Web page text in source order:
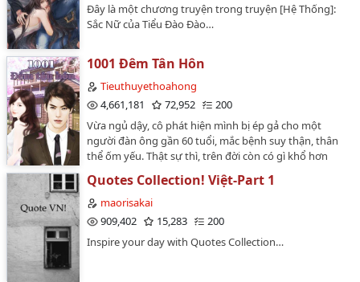
Nên hãy vào truyện ngay thôi ^o^…
Đây là một chương truyện trong truyện [Hệ Thống]:
Sắc Nữ của Tiểu Đào Đào…
1001 Đêm Tân Hôn
Tieuthuyethoahong
4,661,181
72,952
200
Vừa ngủ dậy, cô phát hiện mình bị ép gả cho một
người đàn ông gần 60 tuổi, mắc bệnh suy thận, thân
thể ốm yếu. Thật sự thì, trên đời còn có gì khổ hơn
không? Kết quả là đêm động phòng, cô lại phát hiện
người đàn ông gần 60 tuổi ấy lại biến thành một chàng
trai với thân thể cường tráng, khỏe mạnh. Cô không rõ
rốt cuộc là một quả phụ hàng ngày chỉ ở trong phòng
lạc sẽ hạnh phúc hơn? " Chồng ơi, tối nay chúng ta tạm
Quotes Collection! Việt-Part 1
maorisakai
909,402
15,283
200
Inspire your day with Quotes Collection…